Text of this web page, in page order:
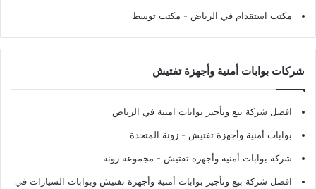
مكتب استقدام في الرياض - مكتب توسط
شركات بوابات أمنية وأجهزة تفتيش
افضل شركة بيع وتأجير بوابات امنية في الرياض
بوابات أمنية وأجهزة تفتيش - زونة المتحدة
شركة بوابات أمنية وأجهزة تفتيش - مجموعة زونة
افضل شركة بيع وتأجير بوابات أمنية وأجهزة تفتيش وبوابات السيارات في